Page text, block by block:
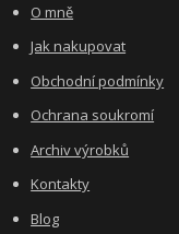
O mně
Jak nakupovat
Obchodní podmínky
Ochrana soukromí
Archiv výrobků
Kontakty
Blog